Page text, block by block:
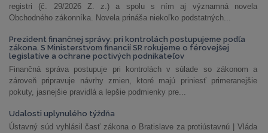
registri (č. 29/2026 Z. z.) a spolu s ním aj významná novela
Obchodného zákonníka. Novela prináša niekoľko podstatných...
Prezident finančnej správy: pri kontrolách postupujeme podľa
zákona. S Ministerstvom financií SR rokujeme o férovejšej
legislatíve a ochrane poctivých podnikateľov
Finančná správa postupuje pri kontrolách v súlade so zákonom a
zároveň pripravuje návrhy zmien, ktoré majú priniesť primeranejšie
pokuty, jasnejšie pravidlá a lepšie podmienky pre...
Udalosti uplynulého týždňa
Ústavný súd vyhlásil časť zákona o Bratislave za protiústavnú | Vláda